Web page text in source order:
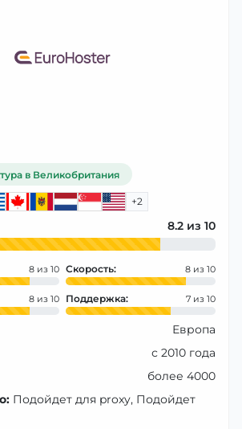
в Великобритания
+2
8.2
8 Скорость: 8
8 Поддержка: 7
Европа
с 2010 года
более 4000
Подойдет для proxy, Подойдет